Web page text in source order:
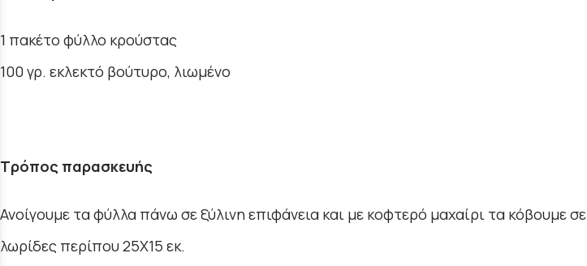
1 πακέτο φύλλο κρούστας
100 γρ. εκλεκτό βούτυρο, λιωμένο
Τρόπος παρασκευής
Ανοίγουμε τα φύλλα πάνω σε ξύλινη επιφάνεια και με κοφτερό μαχαίρι τα κόβουμε σε
λωρίδες περίπου 25Χ15 εκ.